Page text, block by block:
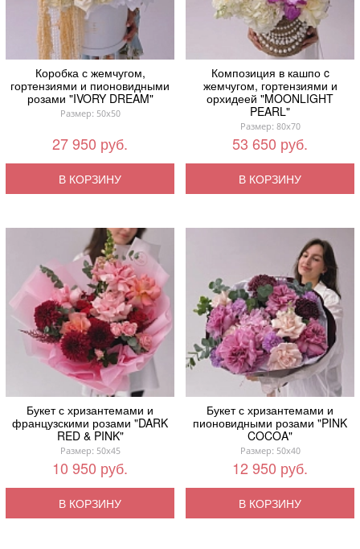
Коробка с жемчугом,
гортензиями и пионовидными
розами "IVORY DREAM"
Размер: 50x50
27 950 руб.
В КОРЗИНУ
Композиция в кашпо c
жемчугом, гортензиями и
орхидеей "MOONLIGHT
PEARL"
Размер: 80x70
53 650 руб.
В КОРЗИНУ
Букет с хризантемами и
французскими розами "DARK
RED & PINK"
Размер: 50x45
10 950 руб.
В КОРЗИНУ
Букет с хризантемами и
пионовидными розами "PINK
COCOA"
Размер: 50x40
12 950 руб.
В КОРЗИНУ